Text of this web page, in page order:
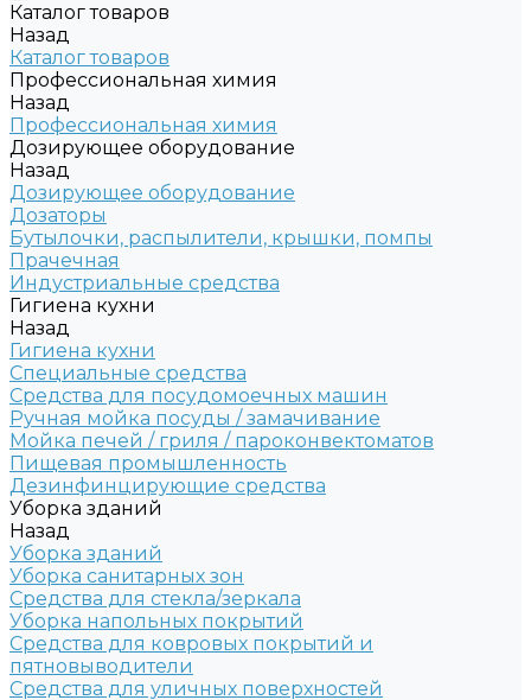
Каталог товаров
Назад
Каталог товаров
Профессиональная химия
Назад
Профессиональная химия
Дозирующее оборудование
Назад
Дозирующее оборудование
Дозаторы
Бутылочки, распылители, крышки, помпы
Прачечная
Индустриальные средства
Гигиена кухни
Назад
Гигиена кухни
Специальные средства
Средства для посудомоечных машин
Ручная мойка посуды / замачивание
Мойка печей / гриля / пароконвектоматов
Пищевая промышленность
Дезинфинцирующие средства
Уборка зданий
Назад
Уборка зданий
Уборка санитарных зон
Средства для стекла/зеркала
Уборка напольных покрытий
Средства для ковровых покрытий и
пятновыводители
Средства для уличных поверхностей